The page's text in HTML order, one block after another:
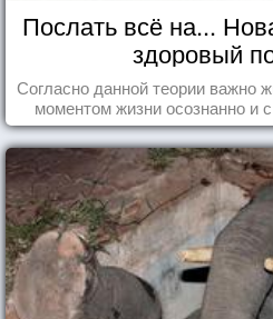
Послать всё на...
здоровый
Согласно данной теории важно
моментом жизни осознанно и
попробуем разобраться